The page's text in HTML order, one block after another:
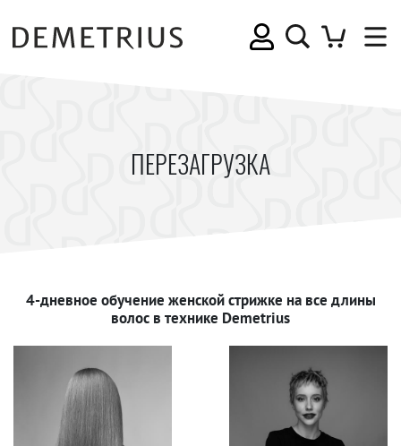
ПЕРЕЗАГРУЗКА
4-дневное обучение женской стрижке на все длины
волос в технике Demetrius